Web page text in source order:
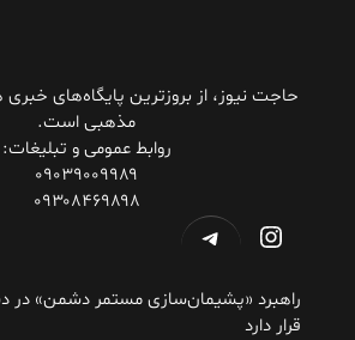
حاجت نیوز، از بروزترین پایگاه‌های
مذهبی است.
روابط عمومی و تبلیغات:
۰۹۰۳۹۰۰۹۹۸۹
۰۹۳۰۸۴۶۹۸۹۸
اینستاگرم
تلگرام
راهبرد «پشیمان‌سازی مستمر دشمن» در
قرار دارد